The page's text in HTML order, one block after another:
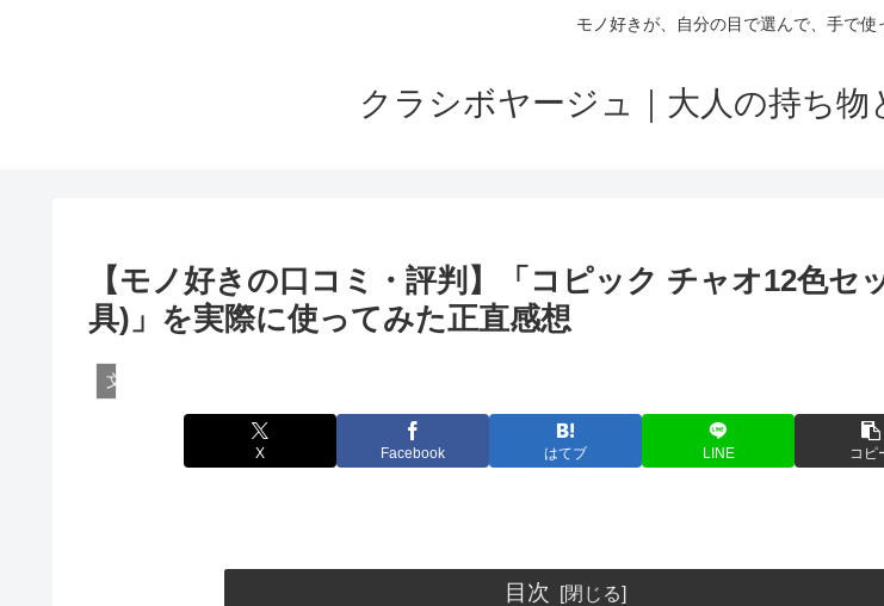
モノ好きが、自分の目で選んで、手で使
クラシボヤージュ｜大人の持ち
【モノ好きの口コミ・評判】「コピック チャオ12色セ
具)」を実際に使ってみた正直感想
文房具レビュー
X Facebook はてブ LINE コピ
目次